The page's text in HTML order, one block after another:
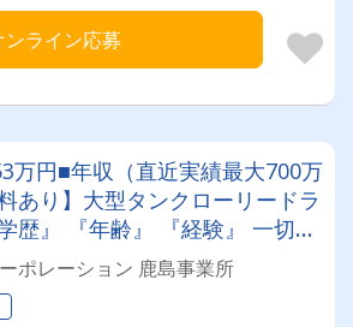
ンライン応募
万円■年収（直近実績最大700万
あり】大型タンクローリードラ
歴』 『年齢』 『経験』 一切不
躍できる環境です。
ポレーション 鹿島事業所